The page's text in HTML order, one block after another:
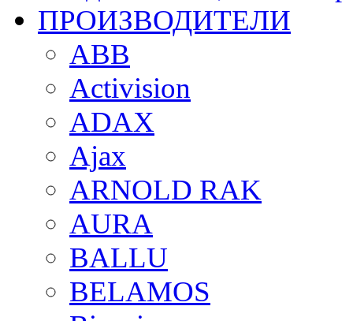
ПРОИЗВОДИТЕЛИ
ABB
Activision
ADAX
Ajax
ARNOLD RAK
AURA
BALLU
BELAMOS